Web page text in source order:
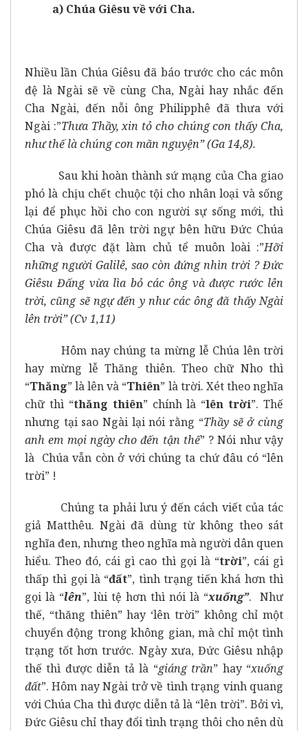
a) Chúa Giêsu về với Cha.
Nhiều lần Chúa Giêsu đã báo trước cho các môn
đệ là Ngài sẽ về cùng Cha, Ngài hay nhắc đến
Cha Ngài, đến nỗi ông Philipphê đã thưa với
Ngài :”Thưa Thầy, xin tỏ cho chúng con thấy Cha,
như thế là chúng con mãn nguyện” (Ga 14,8).
Sau khi hoàn thành sứ mạng của Cha giao
phó là chịu chết chuộc tội cho nhân loại và sống
lại để phục hồi cho con người sự sống mới, thì
Chúa Giêsu đã lên trời ngự bên hữu Đức Chúa
Cha và được đặt làm chủ tể muôn loài :”Hỡi
những người Galilê, sao còn đứng nhìn trời ? Đức
Giêsu Đấng vừa lìa bỏ các ông và được rước lên
trời, cũng sẽ ngự đến y như các ông đã thấy Ngài
lên trời” (Cv 1,11)
Hôm nay chúng ta mừng lễ Chúa lên trời
hay mừng lễ Thăng thiên. Theo chữ Nho thì
“Thăng” là lên và “Thiên” là trời. Xét theo nghĩa
chữ thì “thăng thiên” chính là “lên trời”. Thế
nhưng tại sao Ngài lại nói rằng “Thầy sẽ ở cùng
anh em mọi ngày cho đến tận thế” ? Nói như vậy
là Chúa vẫn còn ở với chúng ta chứ đâu có “lên
trời” !
Chúng ta phải lưu ý đến cách viết của tác
giả Matthêu. Ngài đã dùng từ không theo sát
nghĩa đen, nhưng theo nghĩa mà người dân quen
hiểu. Theo đó, cái gì cao thì gọi là “trời”, cái gì
thấp thì gọi là “đất”, tình trạng tiến khá hơn thì
gọi là “lên”, lùi tệ hơn thì nói là “xuống”. Như
thế, “thăng thiên” hay ‘lên trời” không chỉ một
chuyển động trong không gian, mà chỉ một tình
trạng tốt hơn trước. Ngày xưa, Đức Giêsu nhập
thế thì được diễn tả là “giáng trần” hay “xuống
đất”. Hôm nay Ngài trở về tình trạng vinh quang
với Chúa Cha thì được diễn tả là “lên trời”. Bởi vì,
Đức Giêsu chỉ thay đổi tình trạng thôi cho nên dù